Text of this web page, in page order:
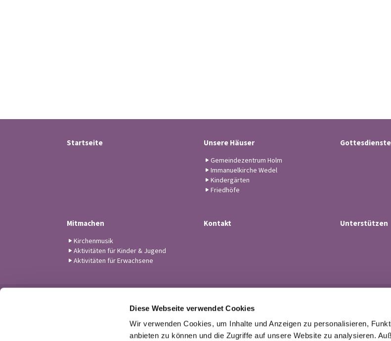
Diese Webseite verwendet Cookies
Wir verwenden Cookies, um Inhalte und Anzeigen zu personalisieren,
anbieten zu können und die Zugriffe auf unsere Website zu analysieren.
Startseite Unsere Häuser
Gemeindezentrum Holm
Immanuelkirche Wedel
Kindergärten
Friedhöfe
Gottesdienste
Mitmachen
Kirchenmusik
Aktivitäten für Kinder & Jugend
Aktivitäten für Erwachsene
Kontakt Unterstützen
 Tel. 04103-21 43